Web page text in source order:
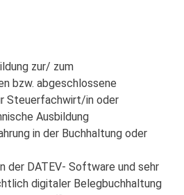
zur/ zum
bzw. abgeschlossene
Steuerfachwirt/in oder
Ausbildung
in der Buchhaltung oder
der DATEV- Software und sehr
digitaler Belegbuchhaltung